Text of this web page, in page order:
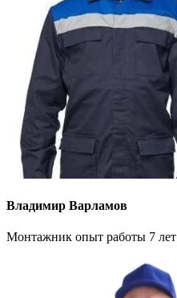
Владимир Варламов
Монтажник опыт работы 7 лет